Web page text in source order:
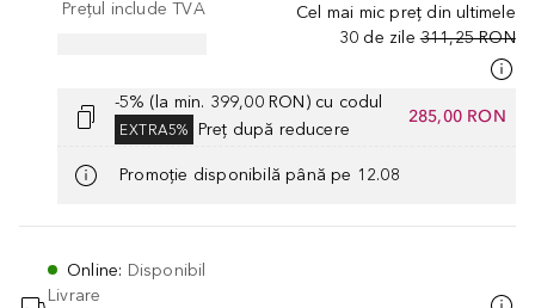
Cel mai mic preț din ultimele
30 de zile 311,25 RON
Prețul include TVA
-5% (la min. 399,00 RON) cu codul
EXTRA5% Preț după reducere
285,00 RON
Promoție disponibilă până pe 12.08
Online: Disponibil
Livrare